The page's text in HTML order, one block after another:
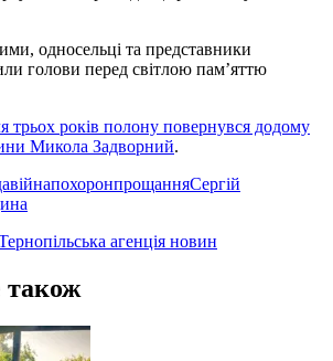
односельці та представники
голови перед світлою пам’яттю
трьох років полону повернувся додому
Микола Задворний.
війнапохоронпрощанняСергій
агенція новин
також